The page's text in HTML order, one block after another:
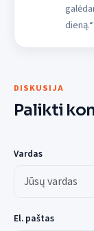
dieną.“
DISKUSIJA
Palikti
Vardas
El. paštas